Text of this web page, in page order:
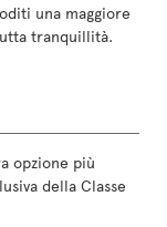
una maggiore
tranquillità.
opzione più
della Classe